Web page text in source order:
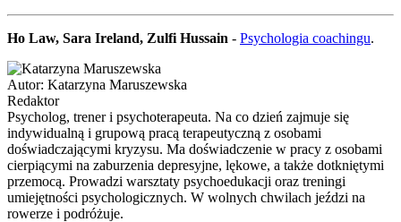
Ho Law, Sara Ireland, Zulfi Hussain - Psychologia coachingu.
Autor: Katarzyna Maruszewska
Redaktor
Psycholog, trener i psychoterapeuta. Na co dzień zajmuje się
indywidualną i grupową pracą terapeutyczną z osobami
doświadczającymi kryzysu. Ma doświadczenie w pracy z osobami
cierpiącymi na zaburzenia depresyjne, lękowe, a także dotkniętymi
przemocą. Prowadzi warsztaty psychoedukacji oraz treningi
umiejętności psychologicznych. W wolnych chwilach jeździ na
rowerze i podróżuje.